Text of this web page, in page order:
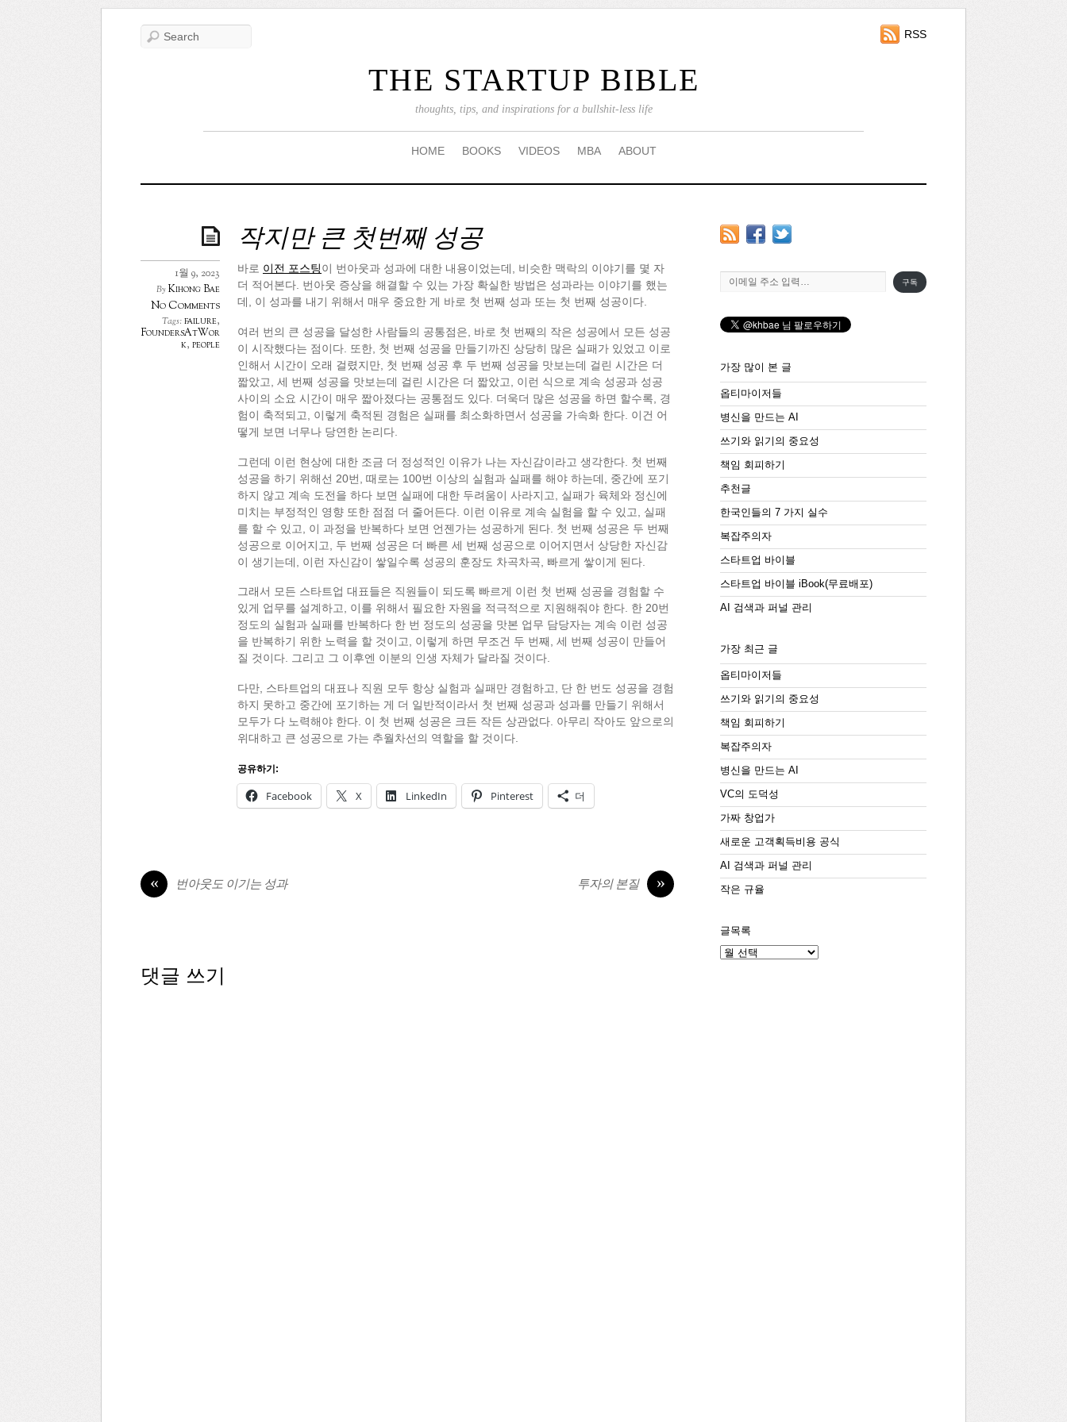
THE STARTUP BIBLE
thoughts, tips, and inspirations for a bullshit-less life
RSS
HOME BOOKS VIDEOS MBA ABOUT
작지만 큰 첫번째 성공
1월 9, 2023
ByKihong Bae
No Comments
Tags:failure,
FoundersAtWor
k, people
바로 이전 포스팅이 번아웃과 성과에 대한 내용이었는데, 비슷한 맥락의 이야기를 몇 자
더 적어본다. 번아웃 증상을 해결할 수 있는 가장 확실한 방법은 성과라는 이야기를 했는
데, 이 성과를 내기 위해서 매우 중요한 게 바로 첫 번째 성과 또는 첫 번째 성공이다.
여러 번의 큰 성공을 달성한 사람들의 공통점은, 바로 첫 번째의 작은 성공에서 모든 성공
이 시작했다는 점이다. 또한, 첫 번째 성공을 만들기까진 상당히 많은 실패가 있었고 이로
인해서 시간이 오래 걸렸지만, 첫 번째 성공 후 두 번째 성공을 맛보는데 걸린 시간은 더
짧았고, 세 번째 성공을 맛보는데 걸린 시간은 더 짧았고, 이런 식으로 계속 성공과 성공
사이의 소요 시간이 매우 짧아졌다는 공통점도 있다. 더욱더 많은 성공을 하면 할수록, 경
험이 축적되고, 이렇게 축적된 경험은 실패를 최소화하면서 성공을 가속화 한다. 이건 어
떻게 보면 너무나 당연한 논리다.
그런데 이런 현상에 대한 조금 더 정성적인 이유가 나는 자신감이라고 생각한다. 첫 번째
성공을 하기 위해선 20번, 때로는 100번 이상의 실험과 실패를 해야 하는데, 중간에 포기
하지 않고 계속 도전을 하다 보면 실패에 대한 두려움이 사라지고, 실패가 육체와 정신에
미치는 부정적인 영향 또한 점점 더 줄어든다. 이런 이유로 계속 실험을 할 수 있고, 실패
를 할 수 있고, 이 과정을 반복하다 보면 언젠가는 성공하게 된다. 첫 번째 성공은 두 번째
성공으로 이어지고, 두 번째 성공은 더 빠른 세 번째 성공으로 이어지면서 상당한 자신감
이 생기는데, 이런 자신감이 쌓일수록 성공의 훈장도 차곡차곡, 빠르게 쌓이게 된다.
그래서 모든 스타트업 대표들은 직원들이 되도록 빠르게 이런 첫 번째 성공을 경험할 수
있게 업무를 설계하고, 이를 위해서 필요한 자원을 적극적으로 지원해줘야 한다. 한 20번
정도의 실험과 실패를 반복하다 한 번 정도의 성공을 맛본 업무 담당자는 계속 이런 성공
을 반복하기 위한 노력을 할 것이고, 이렇게 하면 무조건 두 번째, 세 번째 성공이 만들어
질 것이다. 그리고 그 이후엔 이분의 인생 자체가 달라질 것이다.
다만, 스타트업의 대표나 직원 모두 항상 실험과 실패만 경험하고, 단 한 번도 성공을 경험
하지 못하고 중간에 포기하는 게 더 일반적이라서 첫 번째 성공과 성과를 만들기 위해서
모두가 다 노력해야 한다. 이 첫 번째 성공은 크든 작든 상관없다. 아무리 작아도 앞으로의
위대하고 큰 성공으로 가는 추월차선의 역할을 할 것이다.
공유하기:
Facebook X LinkedIn Pinterest 더
« 번아웃도 이기는 성과 »
투자의 본질
댓글 쓰기
이메일 주소 입력…
구독
가장 많이 본 글
옵티마이저들
병신을 만드는 AI
쓰기와 읽기의 중요성
책임 회피하기
추천글
한국인들의 7 가지 실수
복잡주의자
스타트업 바이블
스타트업 바이블 iBook(무료배포)
AI 검색과 퍼널 관리
가장 최근 글
옵티마이저들
쓰기와 읽기의 중요성
책임 회피하기
복잡주의자
병신을 만드는 AI
VC의 도덕성
가짜 창업가
새로운 고객획득비용 공식
AI 검색과 퍼널 관리
작은 규율
글목록
글